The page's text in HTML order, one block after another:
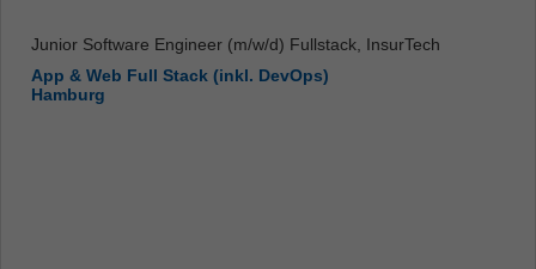
Junior Software Engineer (m/w/d) Fullstack, InsurTech
App & Web Full Stack (inkl. DevOps)
Hamburg